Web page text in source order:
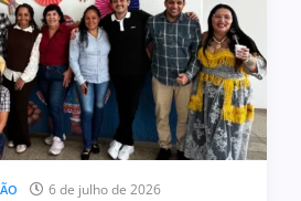
6 de julho de 2026